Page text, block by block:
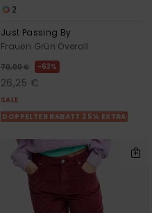
2
Just Passing By
Frauen Grün Overall
70,00 € 63%
26,25 €
SALE
DOPPELTER RABATT 25% EXTRA